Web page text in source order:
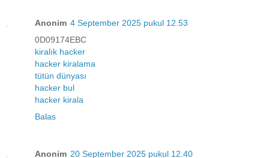
Anonim 4 September 2025 pukul 12.53
0D09174EBC
kiralık hacker
hacker kiralama
tütün dünyası
hacker bul
hacker kirala
Balas
Anonim 20 September 2025 pukul 12.40